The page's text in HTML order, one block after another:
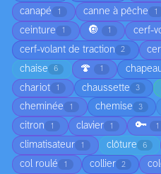
canapé 1 canne à pêche 1
ceinture 1 🔘 1 cerf-
cerf-volant de traction 2
chaise 6 🍄 1
chariot 1 chaussette 3
cheminée 1 chemise 3
citron 1 clavier 1 🔑 1
climatisateur 1 clôture 6
col roulé 1 collier 2